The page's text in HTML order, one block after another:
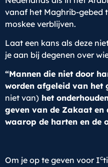
vanaf het Maghrib-gebed
moskee verblijven.
Laat een kans als deze
je aan bij degenen over
“Mannen die niet door
worden afgeleid van het
niet van) het
geven van de Zakaat
waarop de harten en de
Om je op te geven voor Ic